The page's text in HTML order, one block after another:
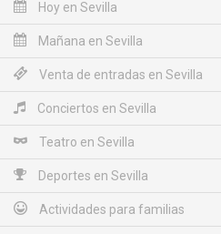
Hoy en Sevilla
Mañana en Sevilla
Venta de entradas en Sevilla
Conciertos en Sevilla
Teatro en Sevilla
Deportes en Sevilla
Actividades para familias